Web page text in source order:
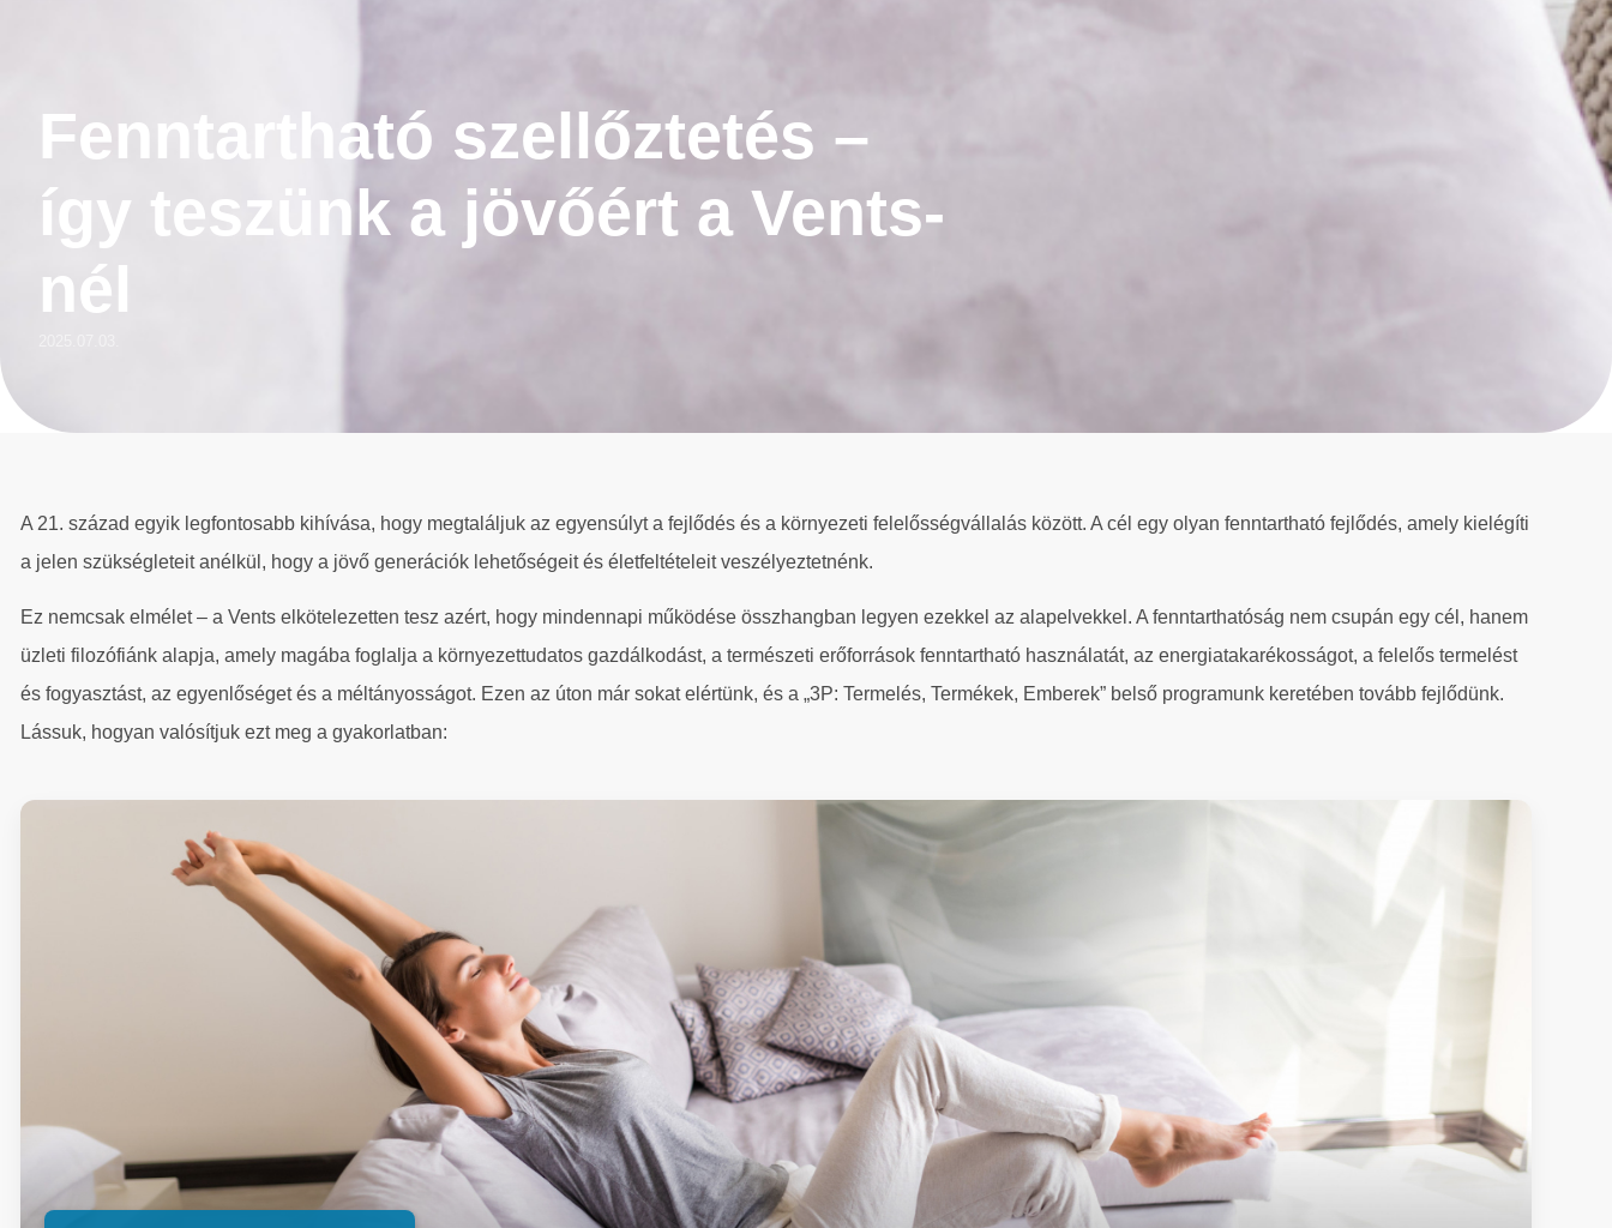
Fenntartható szellőztetés –
így teszünk a jövőért a Vents-
nél
A 21. század egyik legfontosabb kihívása, hogy megtaláljuk az egyensúlyt a fejlődés és a környezeti felelősségvállalás között. A cél egy olyan fenntartható fejlődés, amely kielégíti
a jelen szükségleteit anélkül, hogy a jövő generációk lehetőségeit és életfeltételeit veszélyeztetnénk.
Ez nemcsak elmélet – a Vents elkötelezetten tesz azért, hogy mindennapi működése összhangban legyen ezekkel az alapelvekkel. A fenntarthatóság nem csupán egy cél, hanem
üzleti filozófiánk alapja, amely magába foglalja a környezettudatos gazdálkodást, a természeti erőforrások fenntartható használatát, az energiatakarékosságot, a felelős termelést
és fogyasztást, az egyenlőséget és a méltányosságot. Ezen az úton már sokat elértünk, és a „3P: Termelés, Termékek, Emberek” belső programunk keretében tovább fejlődünk.
Lássuk, hogyan valósítjuk ezt meg a gyakorlatban: